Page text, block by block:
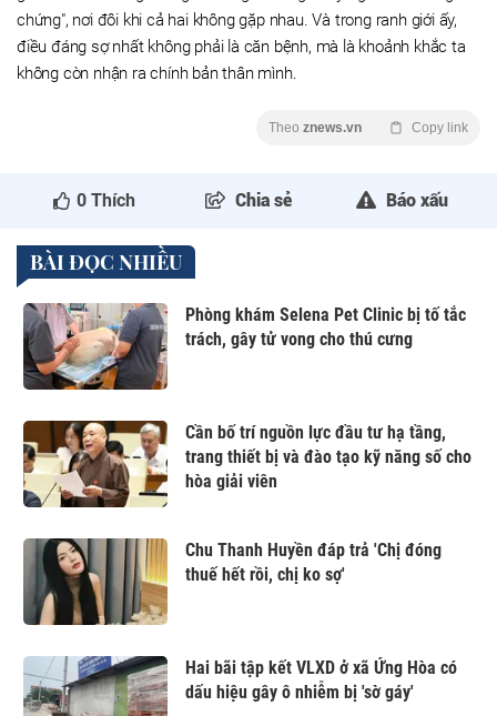
chứng", nơi đôi khi cả hai không gặp nhau. Và trong ranh giới ấy,
điều đáng sợ nhất không phải là căn bệnh, mà là khoảnh khắc ta
không còn nhận ra chính bản thân mình.
Theo znews.vn Copy link
0 Thích Chia sẻ Báo xấu
BÀI ĐỌC NHIỀU
Phòng khám Selena Pet Clinic bị tố tắc
trách, gây tử vong cho thú cưng
Cần bố trí nguồn lực đầu tư hạ tầng,
trang thiết bị và đào tạo kỹ năng số cho
hòa giải viên
Chu Thanh Huyền đáp trả 'Chị đóng
thuế hết rồi, chị ko sợ'
Hai bãi tập kết VLXD ở xã Ứng Hòa có
dấu hiệu gây ô nhiễm bị 'sờ gáy'